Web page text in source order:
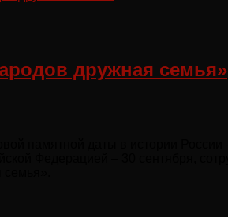
дружная семья»